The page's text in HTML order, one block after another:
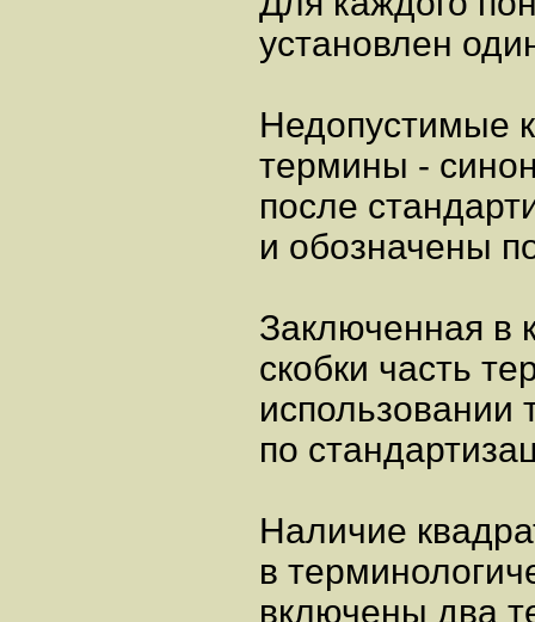
установлен
Недопустимые
термины -
после
и обозначены
Заключенная в
скобки часть
использовании
по
Наличие
в
включены два